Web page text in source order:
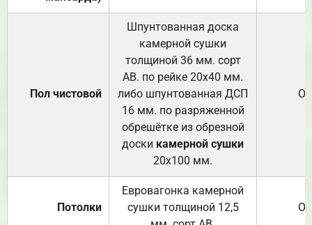
Пол чистовой
Шпунтованная доска
камерной сушки
толщиной 36 мм. сорт
АВ. по рейке 20х40 мм.
либо шпунтованная ДСП
16 мм. по разряженной
обрешётке из обрезной
доски камерной сушки
20х100 мм.
Потолки
Евровагонка камерной
сушки толщиной 12,5